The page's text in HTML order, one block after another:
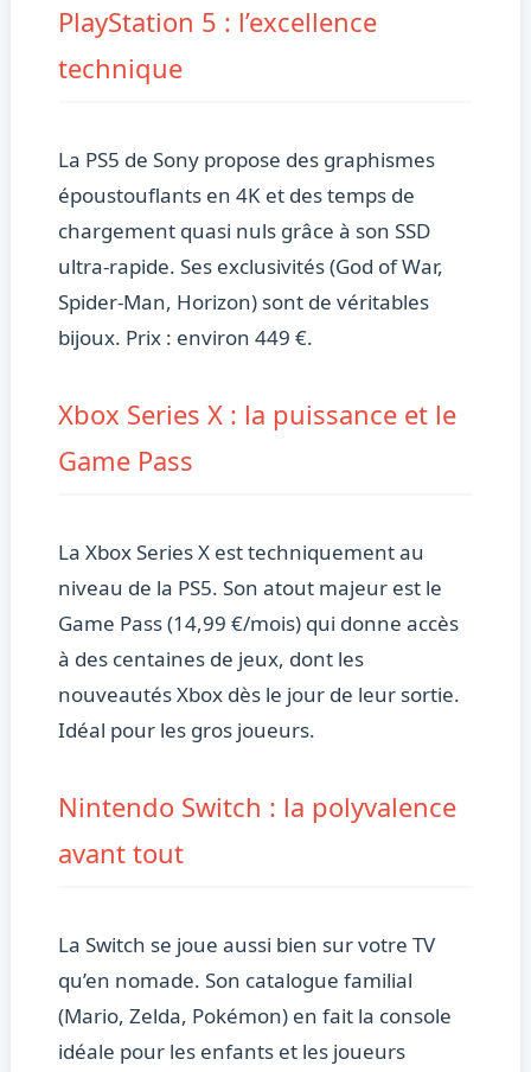
PlayStation 5 : l’excellence
technique
La PS5 de Sony propose des graphismes
époustouflants en 4K et des temps de
chargement quasi nuls grâce à son SSD
ultra-rapide. Ses exclusivités (God of War,
Spider-Man, Horizon) sont de véritables
bijoux. Prix : environ 449 €.
Xbox Series X : la puissance et le
Game Pass
La Xbox Series X est techniquement au
niveau de la PS5. Son atout majeur est le
Game Pass (14,99 €/mois) qui donne accès
à des centaines de jeux, dont les
nouveautés Xbox dès le jour de leur sortie.
Idéal pour les gros joueurs.
Nintendo Switch : la polyvalence
avant tout
La Switch se joue aussi bien sur votre TV
qu’en nomade. Son catalogue familial
(Mario, Zelda, Pokémon) en fait la console
idéale pour les enfants et les joueurs